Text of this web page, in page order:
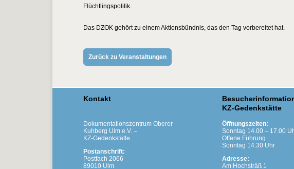
Flüchtlingspolitik.
Das DZOK gehört zu einem Aktionsbündnis, das den Tag vorbereitet hat.
Zurück zu Veranstaltungen
Kontakt
Dokumentationszentrum Oberer
Kuhberg Ulm e.V. –
KZ-Gedenkstätte
Postanschrift:
Postfach 2066
89010 Ulm
KZ-Gedenkstätte
Öffnungszeiten:
Sonntag 14.00 – 17.00
Offene Führung
Sonntag 14.30 Uhr
Adresse:
Am Hochsträß 1